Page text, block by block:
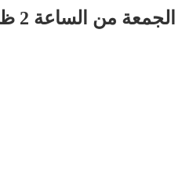
الجمعة من الساعة 2 ظهرا حتى 10 مساء